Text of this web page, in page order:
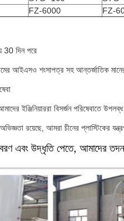
FZ-6000 FZ-
30 দিন পরে
আইএসও শংসাপত্র সহ আন্তর্জাতিক
ইঞ্জিনিয়াররা বিসর্জন পরিষেবাতে
রয়েছে, আমরা চীনের প্লাস্টিকের
এবং উদ্ধৃতি পেতে, আমাদের